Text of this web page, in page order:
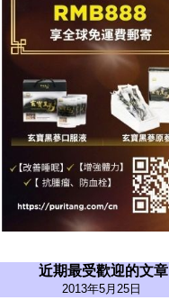
近期最受歡迎的文章
2013年5月25日